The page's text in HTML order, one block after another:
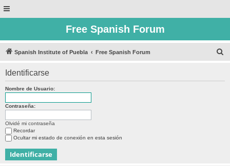
Free Spanish Forum
Spanish Institute of Puebla Free Spanish Forum
Identificarse
Nombre de Usuario:
Contraseña:
Olvidé mi contraseña
Recordar
Ocultar mi estado de conexión en esta sesión